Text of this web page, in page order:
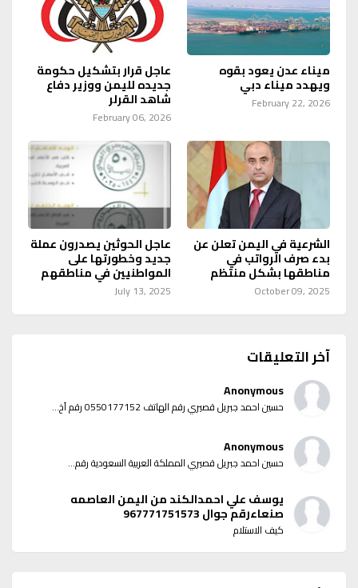
ميناء عدن يعود بقوه
ويهدد ميناء دبي
February 22, 2026
عاجل قرار بتشكيل حكومة
جديده لليمن ووزير دفاع
شاهد القرلر
February 06, 2026
الشرعية في اليمن تعلن عن
بدء صرف الرواتب في
مناطقها بشكل منتظم
October 09, 2025
عاجل الحوثين يصدرون عملة
جديد وخطورتها على
المواطنيين في مناطقهم
July 13, 2025
آخر التعليقات
Anonymous
حسين احمد جبريل قصيري رقم الهاتف 0550177152 رقم آخ...
Anonymous
حسين احمد جبريل قصيري المملكة العربية السعودية رقم...
يوسف علي احمدالكند من اليمن العاصمه
صنعاءرقم جوال 967771751573
كيف الاستلام